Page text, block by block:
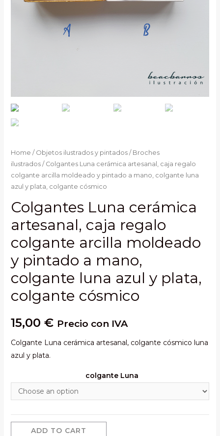
Home / Objetos ilustrados y pintados/ Broches
ilustrados/ Colgantes Luna cerámica artesanal, caja regalo
colgante arcilla moldeado y pintado a mano, colgante luna
azul y plata, colgante cósmico
Colgantes Luna cerámica
artesanal, caja regalo
colgante arcilla moldeado
y pintado a mano,
colgante luna azul y plata,
colgante cósmico
15,00 € Precio con IVA
Colgante Luna cerámica artesanal, colgante cósmico luna
azul y plata.
colgante Luna
ADD TO CART